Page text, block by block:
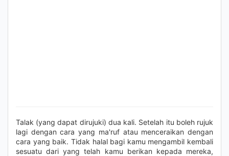
Talak (yang dapat dirujuki) dua kali. Setelah itu boleh rujuk
lagi dengan cara yang ma'ruf atau menceraikan dengan
cara yang baik. Tidak halal bagi kamu mengambil kembali
sesuatu dari yang telah kamu berikan kepada mereka,